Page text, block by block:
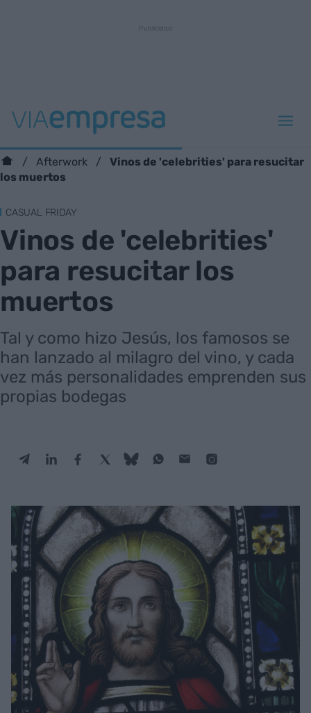
Afterwork
Vinos de 'celebrities' para resucitar
los muertos
CASUAL FRIDAY
Vinos de 'celebrities'
para resucitar los
muertos
Tal y como hizo Jesús, los famosos se
han lanzado al milagro del vino, y cada
vez más personalidades emprenden sus
propias bodegas